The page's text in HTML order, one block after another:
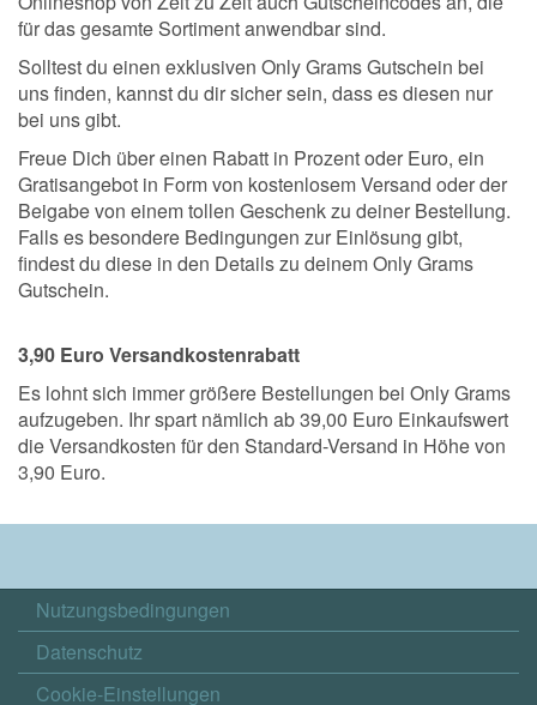
für das gesamte Sortiment anwendbar sind.
Solltest du einen exklusiven Only Grams Gutschein bei
uns finden, kannst du dir sicher sein, dass es diesen nur
bei uns gibt.
Freue Dich über einen Rabatt in Prozent oder Euro, ein
Gratisangebot in Form von kostenlosem Versand oder der
Beigabe von einem tollen Geschenk zu deiner Bestellung.
Falls es besondere Bedingungen zur Einlösung gibt,
findest du diese in den Details zu deinem Only Grams
Gutschein.
3,90 Euro Versandkostenrabatt
Es lohnt sich immer größere Bestellungen bei Only Grams
aufzugeben. Ihr spart nämlich ab 39,00 Euro Einkaufswert
die Versandkosten für den Standard-Versand in Höhe von
3,90 Euro.
Nutzungsbedingungen
Datenschutz
Cookie-Einstellungen